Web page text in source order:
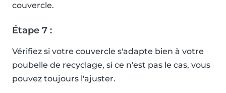
couvercle.
Étape 7 :
Vérifiez si votre couvercle s'adapte bien à votre
poubelle de recyclage, si ce n'est pas le cas, vous
pouvez toujours l'ajuster.